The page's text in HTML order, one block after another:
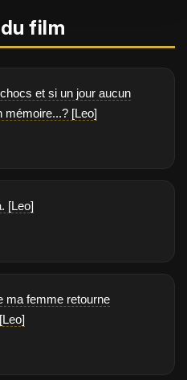
film
et si un jour aucun
mémoire...? [Leo]
[Leo]
ma femme retourne